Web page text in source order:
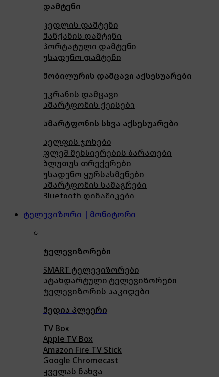
დამტენი
კედლის დამტენი
მანქანის დამტენი
პორტატული დამტენი
უსადენო დამტენი
მობილურის დამცავი აქსესუარები
ეკრანის დამცავი
სმარტფონის ქეისები
სმარტფონის სხვა აქსესუარები
სელფის ჯოხები
ფლეშ მეხსიერების ბარათები
ბლუთუს თრექერები
უსადენო ყურსასმენები
სმარტფონის სამაგრები
Bluetooth დინამიკები
ტელევიზორი | მონიტორი
ტელევიზორები
SMART ტელევიზორები
სტანდარტული ტელევიზორები
ტელევიზორის საკიდები
მედია პლეერი
TV Box
Apple TV Box
Amazon Fire TV Stick
Google Chromecast
ყველას ნახვა